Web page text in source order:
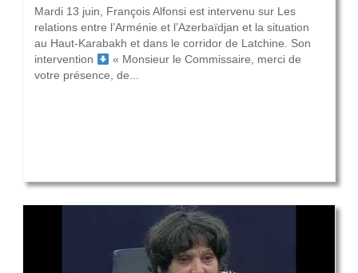
Mardi 13 juin, François Alfonsi est intervenu sur Les
relations entre l’Arménie et l’Azerbaïdjan et la situation
au Haut-Karabakh et dans le corridor de Latchine. Son
intervention
« Monsieur le Commissaire, merci de
votre présence, de...